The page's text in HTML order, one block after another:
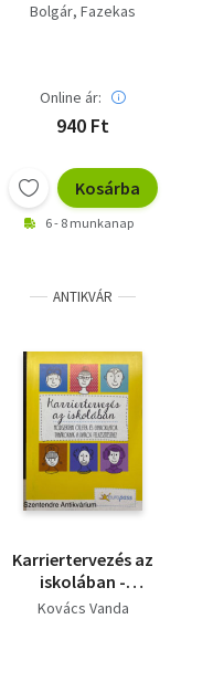
Bolgár Fazekas
Online ár:
940 Ft
Kosárba
6 - 8 munkanap
ANTIKVÁR
Karriertervezés az
iskolában -
Módszertani ötletek és
Kovács Vanda